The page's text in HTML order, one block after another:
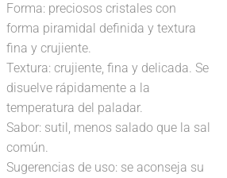
Forma: preciosos cristales con
forma piramidal definida y textura
fina y crujiente.
Textura: crujiente, fina y delicada. Se
disuelve rápidamente a la
temperatura del paladar.
Sabor: sutil, menos salado que la sal
común.
Sugerencias de uso: se aconseja su